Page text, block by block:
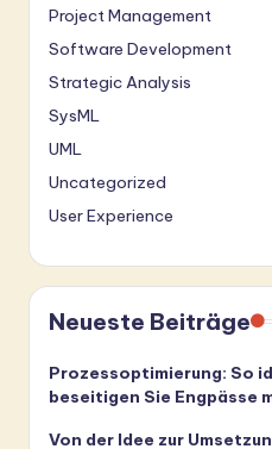
Project Management
Software Development
Strategic Analysis
SysML
UML
Uncategorized
User Experience
Neueste Beiträge
Prozessoptimierung: So
beseitigen Sie Engpässe
Von der Idee zur